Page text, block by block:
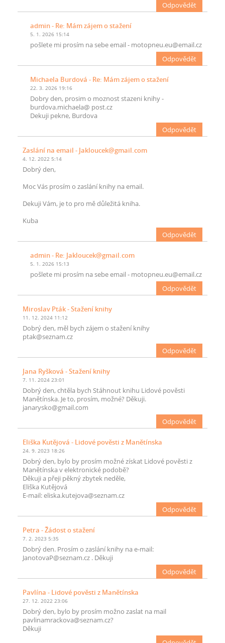
Odpovědět
admin- Re: Mám zájem o stažení
5. 1. 2026 15:14
pošlete mi prosím na sebe email - motopneu.eu@email.cz
Odpovědět
Michaela Burdová - Re: Mám zájem o stažení
22. 3. 2026 19:16
Dobry den, prosim o moznost stazeni knihy -
burdova.michaela@ post.cz
Dekuji pekne, Burdova
Odpovědět
Zaslání na email - Jakloucek@gmail.com
4. 12. 2022 5:14
Dobrý den,
Moc Vás prosím o zaslání knihy na email.
Dekuji Vám, je to pro mě důležitá kniha.
Kuba
Odpovědět
admin- Re: Jakloucek@gmail.com
5. 1. 2026 15:13
pošlete mi prosím na sebe email - motopneu.eu@email.cz
Odpovědět
Miroslav Pták- Stažení knihy
11. 12. 2024 11:12
Dobrý den, měl bych zájem o stažení knihy
ptak@seznam.cz
Odpovědět
Jana Ryšková - Stažení knihy
7. 11. 2024 23:01
Dobrý den, chtěla bych Stáhnout knihu Lidové pověsti
Manětínska. Je to, prosím, možné? Děkuji.
janarysko@gmail.com
Odpovědět
Eliška Kutějová - Lidové pověsti z Manětínska
24. 9. 2023 18:26
Dobrý den, bylo by prosím možné získat Lidové pověsti z
Manětínska v elektronické podobě?
Děkuji a přeji pěkný zbytek neděle,
Eliška Kutějová
E-mail: eliska.kutejova@seznam.cz
Odpovědět
Petra - Žádost o stažení
7. 2. 2023 5:35
Dobrý den. Prosím o zaslání knihy na e-mail:
JanotovaP@seznam.cz . Děkuji
Odpovědět
Pavlína - Lidové pověsti z Manětínska
27. 12. 2022 23:06
Dobrý den, bylo by prosím možno zaslat na mail
pavlinamrackova@seznam.cz?
Děkuji